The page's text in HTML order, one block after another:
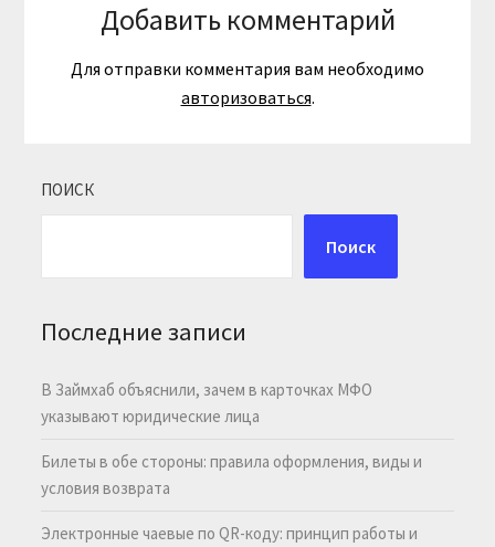
Добавить комментарий
Для отправки комментария вам необходимо
авторизоваться.
ПОИСК
Поиск
Последние записи
В Займхаб объяснили, зачем в карточках МФО
указывают юридические лица
Билеты в обе стороны: правила оформления, виды и
условия возврата
Электронные чаевые по QR-коду: принцип работы и